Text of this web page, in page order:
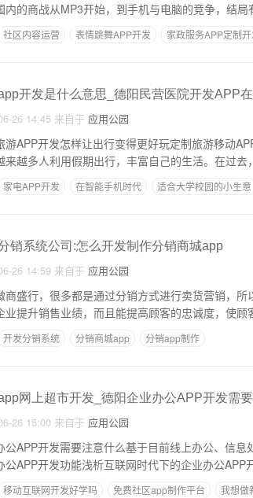
内的商战从MP3开始，到手机与电脑的竞争，结局
社区内容运营 表情跳舞APP开发 家政服务APP定制开
开发是什么意思_德阳民营医院开发APP
26 14:45 来自于 应用公园
游APP开发怎样让出行变得更好玩定制旅游移动
来越多人利用假期出行，丰富自己的生活。在过去
家电APP开发 在智能手机时代 适合大学校园的小生意
销系统公司:怎么开发制作分销商城app
26 14:59 来自于 应用公园
商盛行，很多都是通过分销方式进行卖货营销，
业提升销售业绩，而且能提高顾客的忠诚度，使
开发分销系统 分销商城app 分销app制作
网上超市开发_德阳企业办公APP开发需
26 15:00 来自于 应用公园
公APP开发需要注意什么基于目前线上办公、信息
公APP开发功能浅析互联网时代下的企业办公APP
移动互联网开发好学吗 免费社区app制作平台 我想做